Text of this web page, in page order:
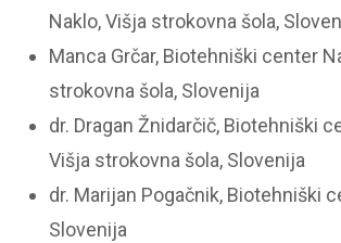
Naklo, Višja strokovna šola,
Manca Grčar, Biotehniški center
strokovna šola, Slovenija
dr. Dragan Žnidarčič, Biotehniški
Višja strokovna šola, Slovenija
dr. Marijan Pogačnik, Biotehniški
Slovenija